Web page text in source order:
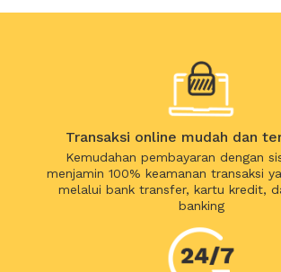
Transaksi online mudah dan
Kemudahan pembayaran dengan
menjamin 100% keamanan transaksi
melalui bank transfer, kartu kredit,
banking